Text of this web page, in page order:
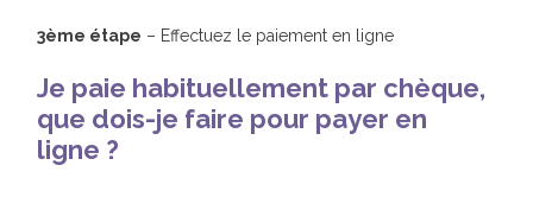
3ème étape – Effectuez le paiement en ligne
Je paie habituellement par chèque,
que dois-je faire pour payer en
ligne ?